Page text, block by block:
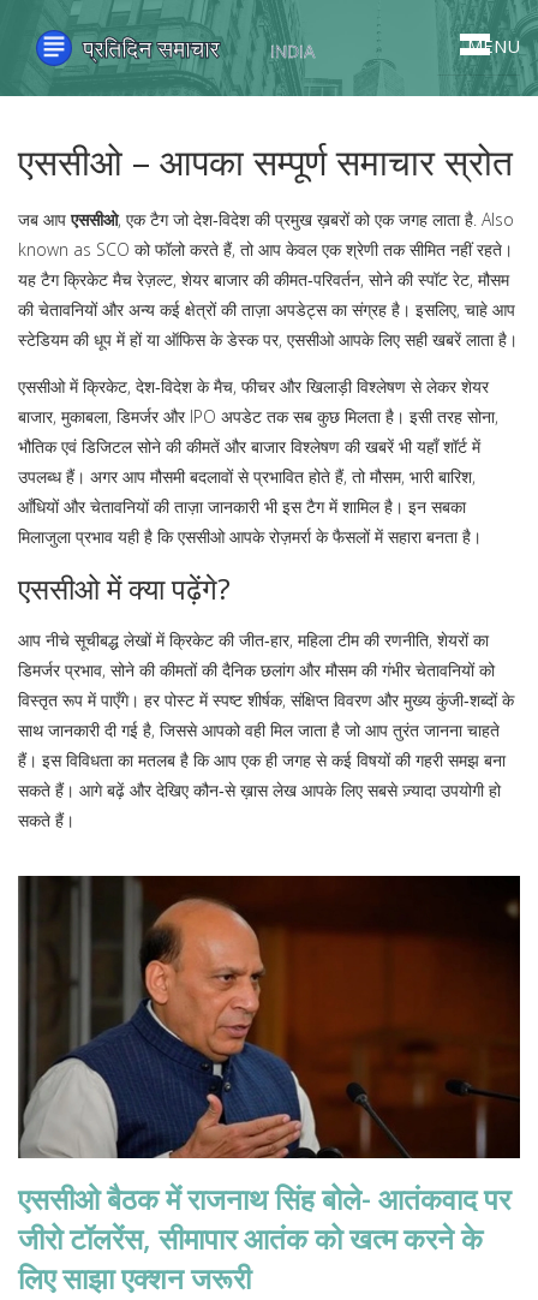
MENU
एससीओ – आपका सम्पूर्ण समाचार स्रोत
जब आपएससीओ, एक टैग जो देश‑विदेश की प्रमुख ख़बरों को एक जगह लाता है. Also
known as SCO को फॉलो करते हैं, तो आप केवल एक श्रेणी तक सीमित नहीं रहते।
यह टैग क्रिकेट मैच रेज़ल्ट, शेयर बाजार की कीमत‑परिवर्तन, सोने की स्पॉट रेट, मौसम
की चेतावनियों और अन्य कई क्षेत्रों की ताज़ा अपडेट्स का संग्रह है। इसलिए, चाहे आप
स्टेडियम की धूप में हों या ऑफिस के डेस्क पर, एससीओ आपके लिए सही खबरें लाता है।
एससीओ मेंक्रिकेट, देश‑विदेश के मैच, फीचर और खिलाड़ी विश्लेषण से लेकरशेयर
बाजार, मुकाबला, डिमर्जर और IPO अपडेट तक सब कुछ मिलता है। इसी तरह सोना,
भौतिक एवं डिजिटल सोने की कीमतें और बाजार विश्लेषण की खबरें भी यहाँ शॉर्ट में
उपलब्ध हैं। अगर आप मौसमी बदलावों से प्रभावित होते हैं, तोमौसम, भारी बारिश,
आँधियों और चेतावनियों की ताज़ा जानकारीभी इस टैग में शामिल है। इन सबका
मिलाजुला प्रभाव यही है कि एससीओ आपके रोज़मर्रा के फैसलों में सहारा बनता है।
एससीओ में क्या पढ़ेंगे?
आप नीचे सूचीबद्ध लेखों में क्रिकेट की जीत‑हार, महिला टीम की रणनीति, शेयरों का
डिमर्जर प्रभाव, सोने की कीमतों की दैनिक छलांग और मौसम की गंभीर चेतावनियों को
विस्तृत रूप में पाएँगे। हर पोस्ट में स्पष्ट शीर्षक, संक्षिप्त विवरण और मुख्य कुंजी‑शब्दों के
साथ जानकारी दी गई है, जिससे आपको वही मिल जाता है जो आप तुरंत जानना चाहते
हैं। इस विविधता का मतलब है कि आप एक ही जगह से कई विषयों की गहरी समझ बना
सकते हैं। आगे बढ़ें और देखिए कौन‑से ख़ास लेख आपके लिए सबसे ज़्यादा उपयोगी हो
सकते हैं।
एससीओ बैठक में राजनाथ सिंह बोले- आतंकवाद पर
जीरो टॉलरेंस, सीमापार आतंक को खत्म करने के
लिए साझा एक्शन जरूरी